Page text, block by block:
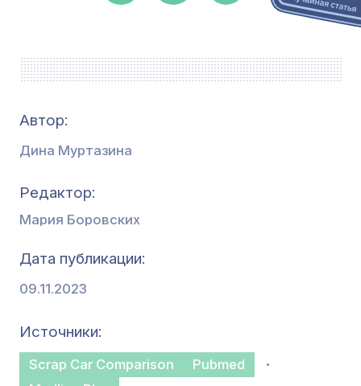
Автор:
Дина Муртазина
Редактор
Мария Боровских
Дата публикации
09.11.2023
Источники
Scrap Car Comparison
Pubmed